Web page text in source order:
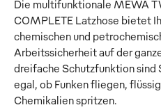
Die multifunktionale MEWA
COMPLETE Latzhose bietet
chemischen und
Arbeitssicherheit auf der
dreifache Schutzfunktion sind
egal, ob Funken fliegen,
Chemikalien spritzen.